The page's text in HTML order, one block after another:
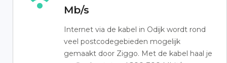
Mb/s
Internet via de kabel in Odijk wordt rond
veel postcodegebieden mogelijk
gemaakt door Ziggo. Met de kabel haal je